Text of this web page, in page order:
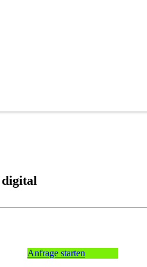
digital
Anfrage starten